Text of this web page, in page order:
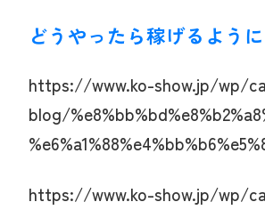
どうやったら稼げるよう
https://www.ko-show.jp/wp/
blog/
https://www.ko-show.jp/wp/